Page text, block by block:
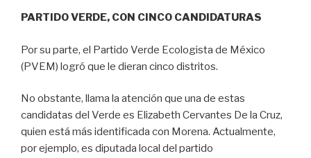
PARTIDO VERDE, CON CINCO CANDIDATURAS
Por su parte, el Partido Verde Ecologista de México
(PVEM) logró que le dieran cinco distritos.
No obstante, llama la atención que una de estas
candidatas del Verde es Elizabeth Cervantes De la Cruz,
quien está más identificada con Morena. Actualmente,
por ejemplo, es diputada local del partido